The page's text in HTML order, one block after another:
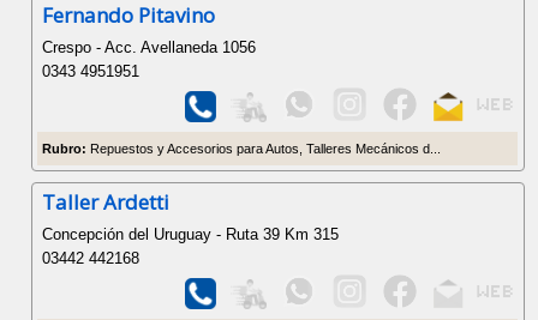
Fernando Pitavino
Crespo - Acc. Avellaneda 1056
0343 4951951
Rubro: Repuestos y Accesorios para Autos, Talleres Mecánicos d...
Taller Ardetti
Concepción del Uruguay - Ruta 39 Km 315
03442 442168